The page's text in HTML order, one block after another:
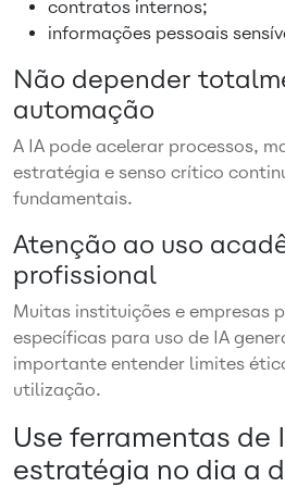
contratos internos;
informações pessoais
Não depender
automação
A IA pode acelerar processos,
estratégia e senso crítico
fundamentais.
Atenção ao uso
profissional
Muitas instituições e empresas
específicas para uso de IA
importante entender limites
utilização.
Use ferramentas de
estratégia no dia a